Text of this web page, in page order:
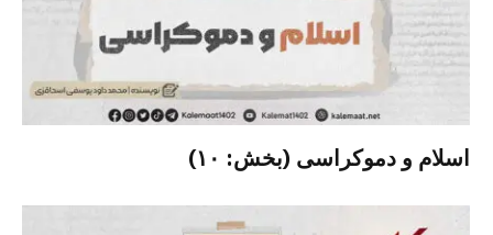
اسلام و دموکراسی (بخش: ۱۰)